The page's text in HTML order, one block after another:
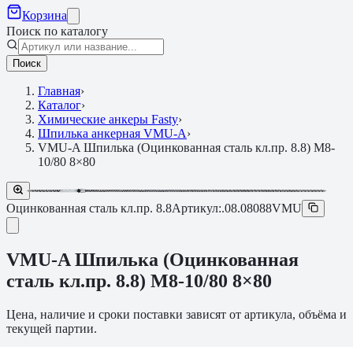
Корзина
Поиск по каталогу
Поиск
Главная›
Каталог›
Химические анкеры Fasty›
Шпилька анкерная VMU-A›
VMU-A Шпилька (Оцинкованная сталь кл.пр. 8.8) M8-
10/80 8×80
Оцинкованная сталь кл.пр. 8.8Артикул:.08.08088VMU
VMU-A Шпилька (Оцинкованная
сталь кл.пр. 8.8) M8-10/80 8×80
Цена, наличие и сроки поставки зависят от артикула, объёма и
текущей партии.